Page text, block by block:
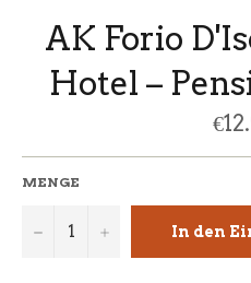
AK Forio
Hotel –
Preis
MENGE
− + In den